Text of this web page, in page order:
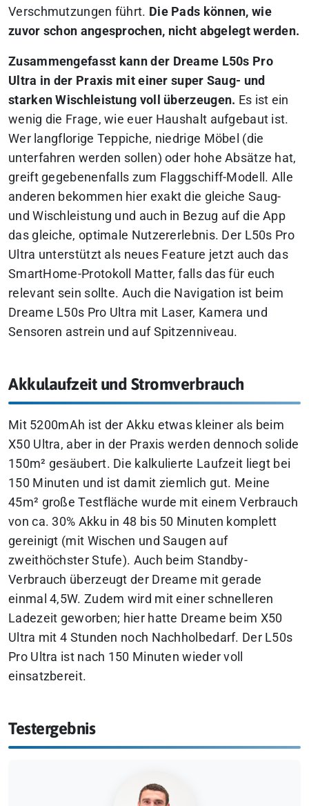
Verschmutzungen führt. Die Pads können, wie
zuvor schon angesprochen, nicht abgelegt werden.
Zusammengefasst kann der Dreame L50s Pro
Ultra in der Praxis mit einer super Saug- und
starken Wischleistung voll überzeugen. Es ist ein
wenig die Frage, wie euer Haushalt aufgebaut ist.
Wer langflorige Teppiche, niedrige Möbel (die
unterfahren werden sollen) oder hohe Absätze hat,
greift gegebenenfalls zum Flaggschiff-Modell. Alle
anderen bekommen hier exakt die gleiche Saug-
und Wischleistung und auch in Bezug auf die App
das gleiche, optimale Nutzererlebnis. Der L50s Pro
Ultra unterstützt als neues Feature jetzt auch das
SmartHome-Protokoll Matter, falls das für euch
relevant sein sollte. Auch die Navigation ist beim
Dreame L50s Pro Ultra mit Laser, Kamera und
Sensoren astrein und auf Spitzenniveau.
Akkulaufzeit und Stromverbrauch
Mit 5200mAh ist der Akku etwas kleiner als beim
X50 Ultra, aber in der Praxis werden dennoch solide
150m² gesäubert. Die kalkulierte Laufzeit liegt bei
150 Minuten und ist damit ziemlich gut. Meine
45m² große Testfläche wurde mit einem Verbrauch
von ca. 30% Akku in 48 bis 50 Minuten komplett
gereinigt (mit Wischen und Saugen auf
zweithöchster Stufe). Auch beim Standby-
Verbrauch überzeugt der Dreame mit gerade
einmal 4,5W. Zudem wird mit einer schnelleren
Ladezeit geworben; hier hatte Dreame beim X50
Ultra mit 4 Stunden noch Nachholbedarf. Der L50s
Pro Ultra ist nach 150 Minuten wieder voll
einsatzbereit.
Testergebnis